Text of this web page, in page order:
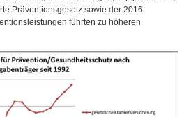
Präventionsgesetz sowie der 2016
führten zu höheren